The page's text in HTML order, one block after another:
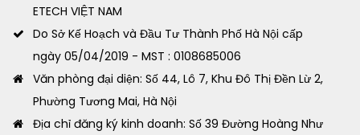
ETECH VIỆT NAM
Do Sở Kế Hoạch và Đầu Tư Thành Phố Hà Nội cấp
ngày 05/04/2019 - MST : 0108685006
Văn phòng đại diện: Số 44, Lô 7, Khu Đô Thị Đền Lừ 2,
Phường Tương Mai, Hà Nội
Địa chỉ đăng ký kinh doanh: Số 39 Đường Hoàng Như